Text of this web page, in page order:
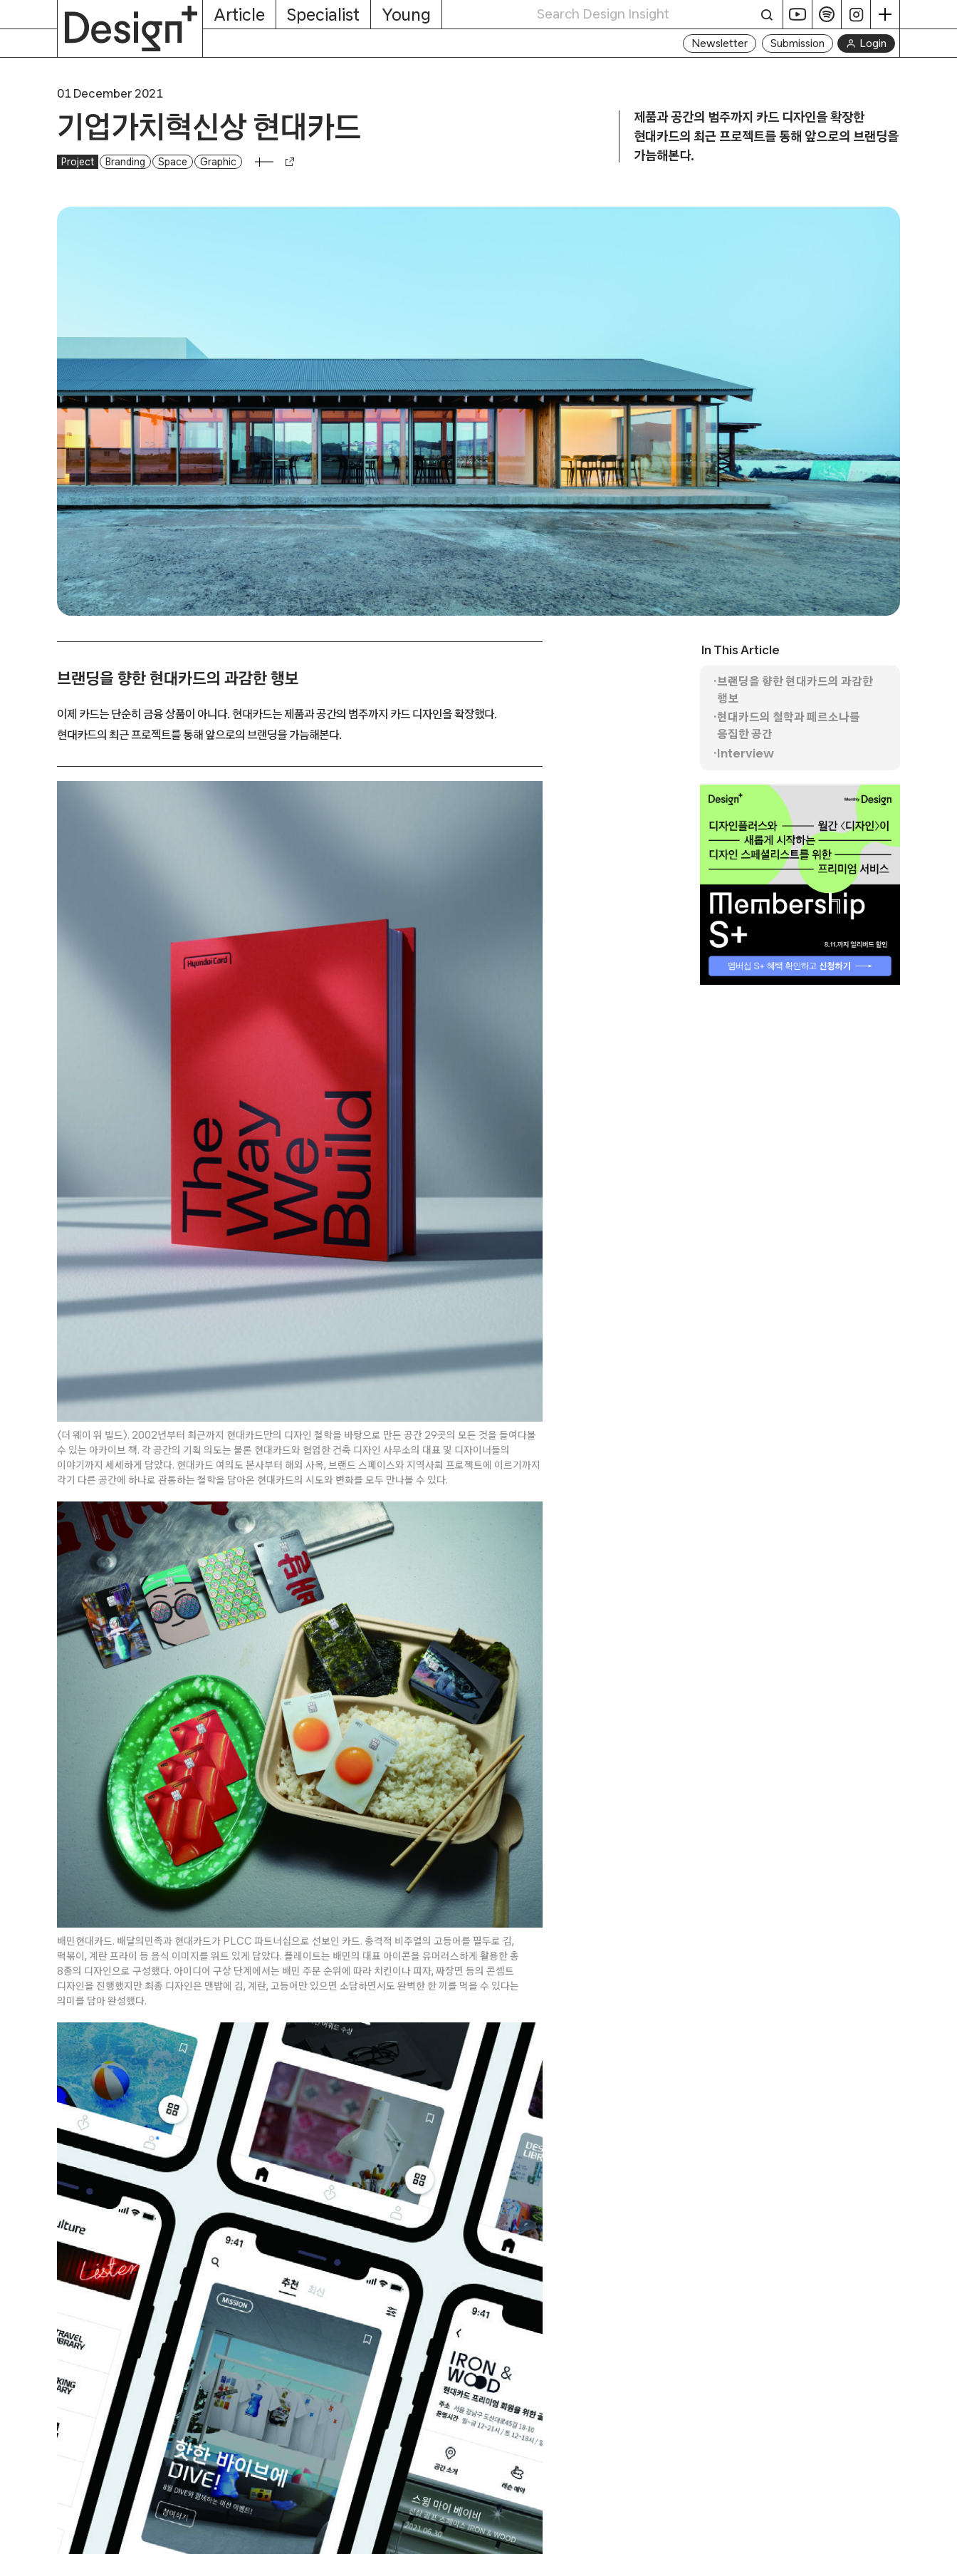
Article Specialist Young
Newsletter Submission Login
01 December 2021
기업가치혁신상 현대카드
Project Branding Space Graphic
제품과 공간의 범주까지 카드 디자인을 확장한
현대카드의 최근 프로젝트를 통해 앞으로의 브랜딩을
가늠해본다.
기업가치혁신상 현대카드
브랜딩을 향한 현대카드의 과감한 행보
이제 카드는 단순히 금융 상품이 아니다. 현대카드는 제품과 공간의 범주까지 카드 디자인을 확장했다.
현대카드의 최근 프로젝트를 통해 앞으로의 브랜딩을 가늠해본다.
〈더 웨이 위 빌드〉. 2002년부터 최근까지 현대카드만의 디자인 철학을 바탕으로 만든 공간 29곳의 모든 것을 들여다볼
수 있는 아카이브 책. 각 공간의 기획 의도는 물론 현대카드와 협업한 건축 디자인 사무소의 대표 및 디자이너들의
이야기까지 세세하게 담았다. 현대카드 여의도 본사부터 해외 사옥, 브랜드 스페이스와 지역사회 프로젝트에 이르기까지
각기 다른 공간에 하나로 관통하는 철학을 담아온 현대카드의 시도와 변화를 모두 만나볼 수 있다.
배민현대카드. 배달의민족과 현대카드가 PLCC 파트너십으로 선보인 카드. 충격적 비주얼의 고등어를 필두로 김,
떡볶이, 계란 프라이 등 음식 이미지를 위트 있게 담았다. 플레이트는 배민의 대표 아이콘을 유머러스하게 활용한 총
8종의 디자인으로 구성했다. 아이디어 구상 단계에서는 배민 주문 순위에 따라 치킨이나 피자, 짜장면 등의 콘셉트
디자인을 진행했지만 최종 디자인은 맨밥에 김, 계란, 고등어만 있으면 소담하면서도 완벽한 한 끼를 먹을 수 있다는
의미를 담아 완성했다.
In This Article
브랜딩을 향한 현대카드의 과감한
행보
현대카드의 철학과 페르소나를
응집한 공간
Interview
About
Subscription
Magazine